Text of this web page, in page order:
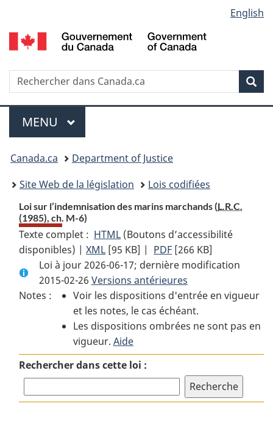
au
contenu
propos
de
la
HTML
simplifiée
selection
English
Recherche
Menu
MENU PRINCIPAL
You
are
here:
Canada.ca
Department of Justice
Site Web de la législation
Lois codifiées
Loi sur l’indemnisation des marins marchands (L.R.C.
(1985), ch. M-6)
Texte complet : HTML Texte
complet
:
Loi
sur
l’indemnisation
des
marins
marchands
(Boutons d’accessibilité
disponibles) |XML Texte
complet
:
Loi
sur
l’indemnisation
des
marins
marchands
[95 KB] | PDF Texte
complet
:
Loi
sur
l’indemnisation
marins
[266 KB]
Loi à jour 2026-06-17; dernière modification
2015-02-26 Versions antérieures
Notes :
Voir les dispositions d'entrée en vigueur
et les notes, le cas échéant.
Les dispositions ombrées ne sont pas en
vigueur. Aide
Rechercher dans cette loi :